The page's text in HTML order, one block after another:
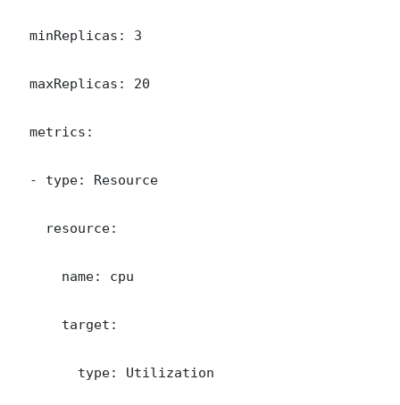
  minReplicas: 3
  maxReplicas: 20
  metrics:
  - type: Resource
    resource:
      name: cpu
      target:
        type: Utilization